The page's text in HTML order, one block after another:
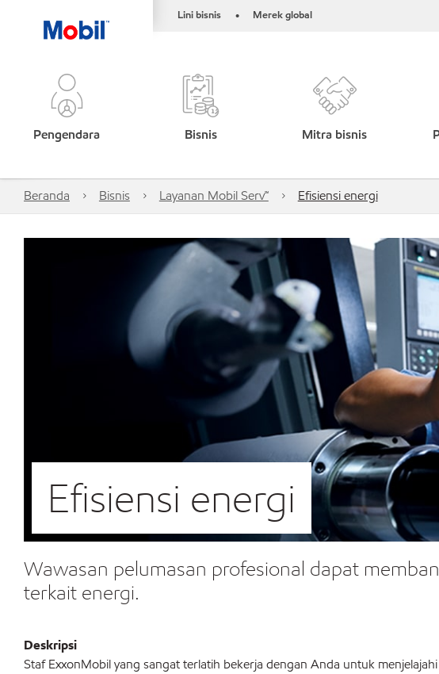
Lini bisnis • Merek global
Pengendara Bisnis Mitra bisnis
Beranda Bisnis Layanan Mobil Serv℠ Efisiensi energi
Efisiensi energi
Wawasan pelumasan profesional dapat
terkait energi.
Deskripsi
Staf ExxonMobil yang sangat terlatih bekerja dengan Anda untuk